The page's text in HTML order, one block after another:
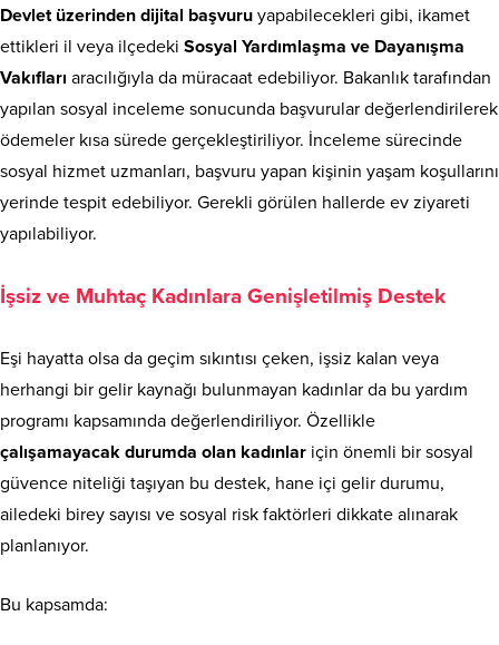
Devlet üzerinden dijital başvuru yapabilecekleri gibi, ikamet
ettikleri il veya ilçedeki Sosyal Yardımlaşma ve Dayanışma
Vakıfları aracılığıyla da müracaat edebiliyor. Bakanlık tarafından
yapılan sosyal inceleme sonucunda başvurular değerlendirilerek
ödemeler kısa sürede gerçekleştiriliyor. İnceleme sürecinde
sosyal hizmet uzmanları, başvuru yapan kişinin yaşam koşullarını
yerinde tespit edebiliyor. Gerekli görülen hallerde ev ziyareti
yapılabiliyor.
İşsiz ve Muhtaç Kadınlara Genişletilmiş Destek
Eşi hayatta olsa da geçim sıkıntısı çeken, işsiz kalan veya
herhangi bir gelir kaynağı bulunmayan kadınlar da bu yardım
programı kapsamında değerlendiriliyor. Özellikle
çalışamayacak durumda olan kadınlar için önemli bir sosyal
güvence niteliği taşıyan bu destek, hane içi gelir durumu,
ailedeki birey sayısı ve sosyal risk faktörleri dikkate alınarak
planlanıyor.
Bu kapsamda: